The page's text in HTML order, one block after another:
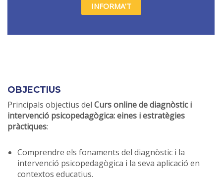
INFORMA'T
OBJECTIUS
Principals objectius del Curs online de diagnòstic i
intervenció psicopedagògica: eines i estratègies
pràctiques:
Comprendre els fonaments del diagnòstic i la
intervenció psicopedagògica i la seva aplicació en
contextos educatius.